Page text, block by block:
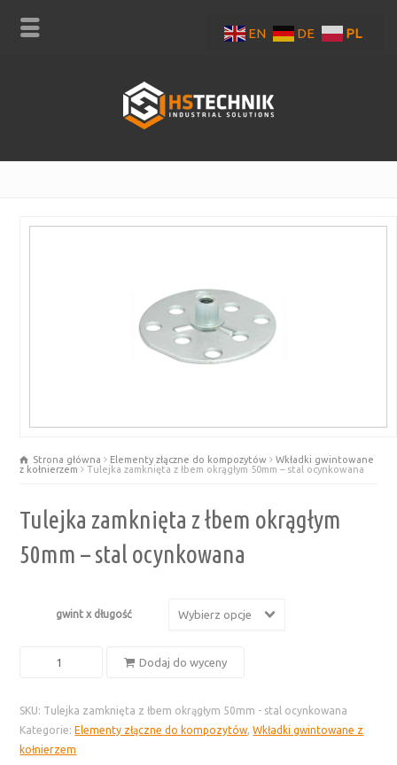
Strona główna Elementy złączne do kompozytów
Wkładki gwintowane
z kołnierzem
Tulejka zamknięta z łbem okrągłym 50mm – stal ocynkowana
Tulejka zamknięta z łbem okrągłym
50mm – stal ocynkowana
gwint x długość Wybierz opcje
z
łbem
okrągłym
Dodaj do wyceny
SKU: Tulejka zamknięta z łbem okrągłym 50mm - stal ocynkowana
Kategorie:Elementy złączne do kompozytów,Wkładki gwintowane z
kołnierzem
EN DE PL